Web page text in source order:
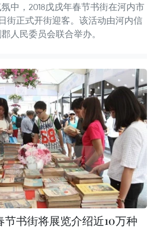
中，2018戊戌年春节书街在河内市
街正式开街迎客。该活动由河内信
人民委员会联合举办。
节书街将展览介绍近10万种